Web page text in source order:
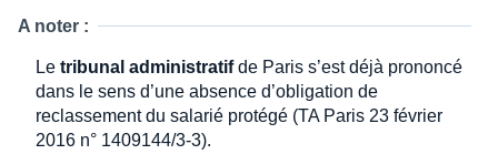
A noter :
Le tribunal administratifde Paris s’est déjà prononcé
dans le sens d’une absence d’obligation de
reclassement du salarié protégé (TA Paris 23 février
2016 n° 1409144/3-3).